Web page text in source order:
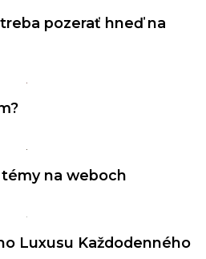
pozerať hneď na
témy na weboch
Luxusu Každodenného